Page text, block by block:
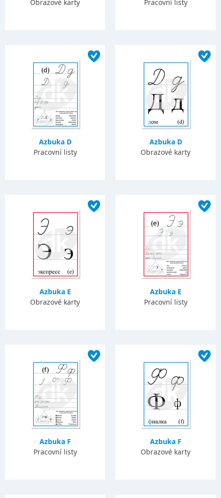
Obrazové karty Pracovní listy
Azbuka D
Pracovní listy
Azbuka D
Obrazové karty
Azbuka E
Obrazové karty
Azbuka E
Pracovní listy
Azbuka F
Pracovní listy
Azbuka F
Obrazové karty